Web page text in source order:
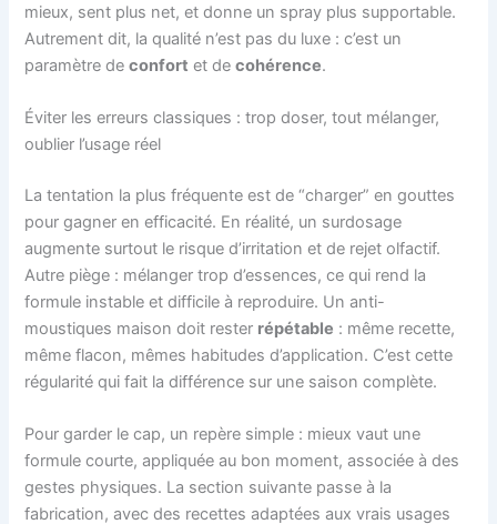
mieux, sent plus net, et donne un spray plus supportable.
Autrement dit, la qualité n’est pas du luxe : c’est un
paramètre deconfort et decohérence.
Éviter les erreurs classiques : trop doser, tout mélanger,
oublier l’usage réel
La tentation la plus fréquente est de “charger” en gouttes
pour gagner en efficacité. En réalité, un surdosage
augmente surtout le risque d’irritation et de rejet olfactif.
Autre piège : mélanger trop d’essences, ce qui rend la
formule instable et difficile à reproduire. Un anti-
moustiques maison doit rester répétable : même recette,
même flacon, mêmes habitudes d’application. C’est cette
régularité qui fait la différence sur une saison complète.
Pour garder le cap, un repère simple : mieux vaut une
formule courte, appliquée au bon moment, associée à des
gestes physiques. La section suivante passe à la
fabrication, avec des recettes adaptées aux vrais usages